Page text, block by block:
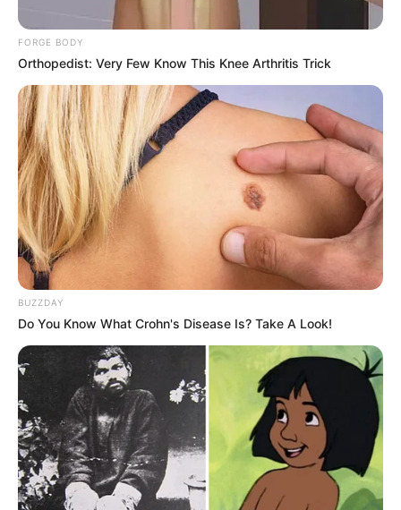
ΔΗΜΟΦΙΛΗ ΑΡΘΡΑ
FORGE BODY
Orthopedist: Very Few Know This Knee Arthritis Trick
BUZZDAY
Do You Know What Crohn's Disease Is? Take A Look!